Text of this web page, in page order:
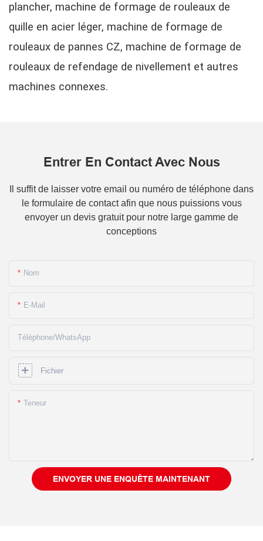
plancher, machine de formage de rouleaux de
quille en acier léger, machine de formage de
rouleaux de pannes CZ, machine de formage de
rouleaux de refendage de nivellement et autres
machines connexes.
Entrer En Contact Avec Nous
Il suffit de laisser votre email ou numéro de téléphone dans
le formulaire de contact afin que nous puissions vous
envoyer un devis gratuit pour notre large gamme de
conceptions
Nom
E-Mail
Téléphone/WhatsApp
Fichier
Teneur
ENVOYER UNE ENQUÊTE MAINTENANT